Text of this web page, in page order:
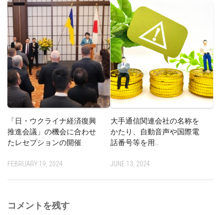
「日・ウクライナ経済復興
推進会議」の機会に合わせ
たレセプションの開催
FEBRUARY 19, 2024
大手通信関連会社の名称を
かたり、自動音声や国際電
話番号等を用…
JUNE 13, 2024
コメントを残す